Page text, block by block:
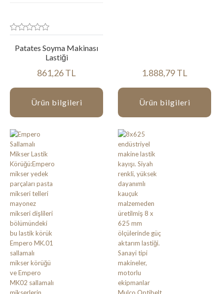
Patates Soyma Makinası
Lastiği
861,26 TL
Ürün bilgileri
1.888,79 TL
Ürün bilgileri